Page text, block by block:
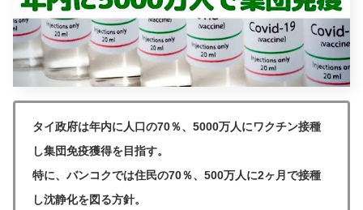
タイ政府は年内に人口の70％、5000万人にワクチン接種
し集団免疫獲得を目指す。
特に、バンコクでは住民の70％、500万人に2ヶ月で接種
し沈静化を図る方針。